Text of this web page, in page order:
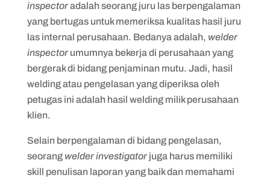
inspectoradalah seorang juru las berpengalaman
yang bertugas untuk memeriksa kualitas hasil juru
las internal perusahaan. Bedanya adalah, welder
inspector umumnya bekerja di perusahaan yang
bergerak di bidang penjaminan mutu. Jadi, hasil
welding atau pengelasan yang diperiksa oleh
petugas ini adalah hasil welding milik perusahaan
klien.
Selain berpengalaman di bidang pengelasan,
seorang welder investigatorjuga harus memiliki
skill penulisan laporan yang baik dan memahami